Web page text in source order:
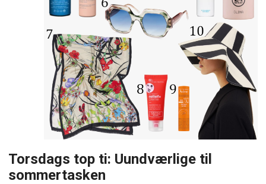
Torsdags top ti: Uundværlige til
sommertasken